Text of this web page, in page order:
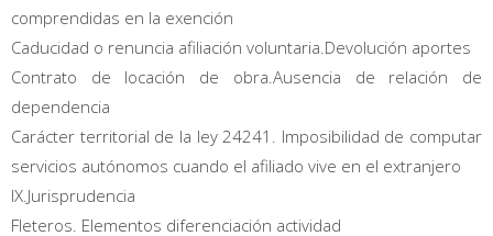
comprendidas en la exención
Caducidad o renuncia afiliación voluntaria.Devolución aportes
Contrato de locación de obra.Ausencia de relación de
dependencia
Carácter territorial de la ley 24241. Imposibilidad de computar
servicios autónomos cuando el afiliado vive en el extranjero
IX.Jurisprudencia
Fleteros. Elementos diferenciación actividad